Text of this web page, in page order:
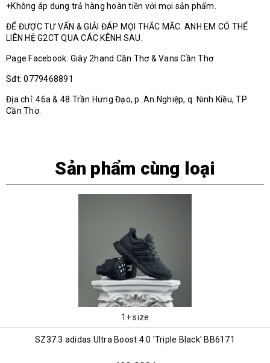
+Không áp dụng trả hàng hoàn tiền với mọi sản phẩm.
ĐỂ ĐƯỢC TƯ VẤN & GIẢI ĐÁP MỌI THẮC MẮC. ANH EM CÓ THỂ
LIÊN HỆ G2CT QUA CÁC KÊNH SAU.
Page Facebook: Giày 2hand Cần Thơ & Vans Cần Thơ
Sđt: 0779468891
Địa chỉ: 46a & 48 Trần Hưng Đạo, p. An Nghiệp, q. Ninh Kiều, TP
Cần Thơ.
Sản phẩm cùng loại
1+ size
SZ37.3 adidas Ultra Boost 4.0 'Triple Black' BB6171